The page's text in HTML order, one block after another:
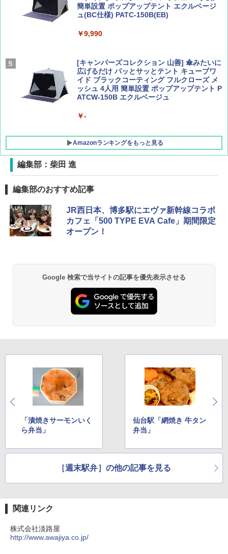
サライ 2026年 9月号 [雑誌]
04 地球の歩き方 島旅 利尻 礼文 天売島 焼尻
島 5訂版
￥1,833
簡単設置 ポップアップテント エクルベージ
ュ(BC仕様) PATC-150B(EB)
￥9,990
[キャンパーズコレクション 山善] 傘みたいに
広げるだけ パッとサッとテント キューブワ
イド ブラックコーティング フルクローズ メ
ッシュ 4人用 簡単設置 ポップアップテント P
ATCW-150B エクルベージュ
￥-
Amazonランキングをもっと見る
DEWEL パラソル 大型 ビーチ アウトドアパ
ラソル ガーデン サイトシート付 折りたたみ
き
￥6,459
026リニューアル 急速冷凍 空間倍増 衛生的
コンパクト 保冷力長持ち
￥2,980
Across やわらか保冷剤 日本製 固まらない 1
熊撃退スプレー 熊よけスプレー 熊スプレー
【日本企業販売】超強力クマ対策スプレー 30
0ml（連続噴射30秒）110ml（連続噴射15
付き ヒグマ・イノシシ対策 自治体・教育機
関の購入実績 登山・キャンプ・アウトドア・
送
￥3,680
編集部：柴田 進
編集部のおすすめ記事
JR西日本、博多駅にエヴァ新幹線コラボ
カフェ「500 TYPE EVA Cafe」期間限定
オープン！
Google 検索で当サイトの記事を優先表示させる
「漬焼きサーモンいく
ら弁当」
仙台駅「網焼き 牛タン
弁当」
［週末駅弁］の他の記事を見る
関連リンク
株式会社淡路屋
http://www.awajiya.co.jp/